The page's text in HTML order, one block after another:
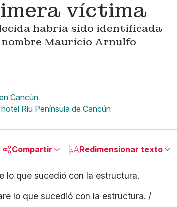
víctima
habría sido identificada
Mauricio Arnulfo
Cancún
Riu Península de Cancún
Compartir
Linkedin
Facebook
X
Redimensionar texto
Pequeño
Grande
lo que sucedió con la estructura. /